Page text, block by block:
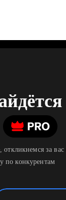
за
по конкурентам